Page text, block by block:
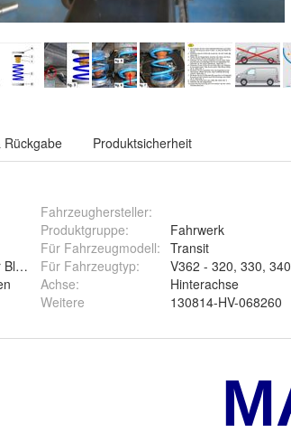
Rückgabe Produktsicherheit
Fahrzeughersteller:
Produktgruppe:
Fahrwerk
Für Fahrzeugmodell: Transit
Für Fahrzeugtyp:
V362 - 320, 330, 340
Achse:
Hinterachse
Weitere
130814-HV-068260